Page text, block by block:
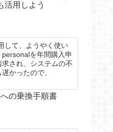
活用しよう
して、ようやく使い
を年間購入申
され、システムの不
かったので、
の乗換手順書